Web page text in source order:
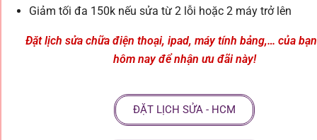
Giảm tối đa 150k nếu sửa từ 2 lỗi hoặc 2 máy trở lên
Đặt lịch sửa chữa điện thoại, ipad, máy tính bảng,… của
hôm nay để nhận ưu đãi này!
ĐẶT LỊCH SỬA - HCM